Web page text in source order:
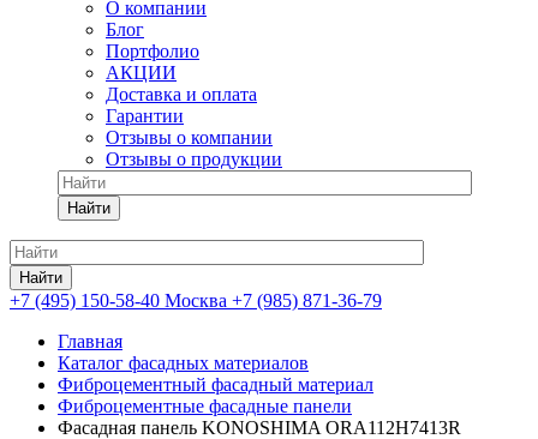
О компании
Блог
Портфолио
АКЦИИ
Доставка и оплата
Гарантии
Отзывы о компании
Отзывы о продукции
Найти
Найти
+7 (495) 150-58-40 Москва +7 (985) 871-36-79
Главная
Каталог фасадных материалов
Фиброцементный фасадный материал
Фиброцементные фасадные панели
Фасадная панель KONOSHIMA ORA112H7413R